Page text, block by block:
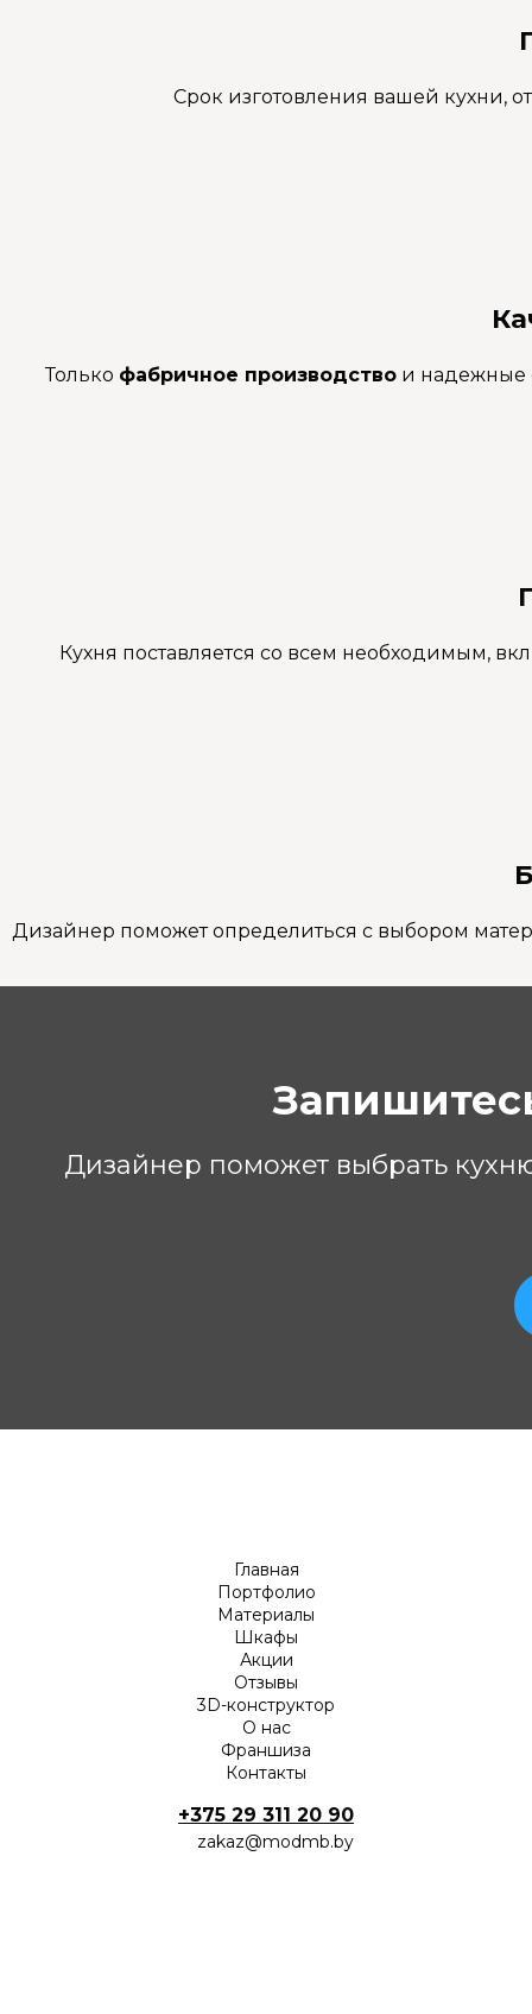
Срок изготовления вашей кухни,
Только фабричное производство и надежные
Кухня поставляется со всем необходимым,
Дизайнер поможет определиться с выбором
Дизайнер поможет выбрать
Главная
Портфолио
Материалы
Шкафы
Акции
Отзывы
3D-конструктор
О нас
Франшиза
Контакты
+375 29 311 20 90
zakaz@modmb.by